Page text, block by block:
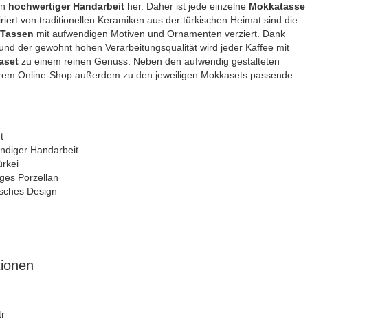
hochwertiger Handarbeit her. Daher ist jede einzelne Mokkatasse
von traditionellen Keramiken aus der türkischen Heimat sind die
mit aufwendigen Motiven und Ornamenten verziert. Dank
der gewohnt hohen Verarbeitungsqualität wird jeder Kaffee mit
zu einem reinen Genuss. Neben den aufwendig gestalteten
Online-Shop außerdem zu den jeweiligen Mokkasets passende
Handarbeit
Porzellan
Design